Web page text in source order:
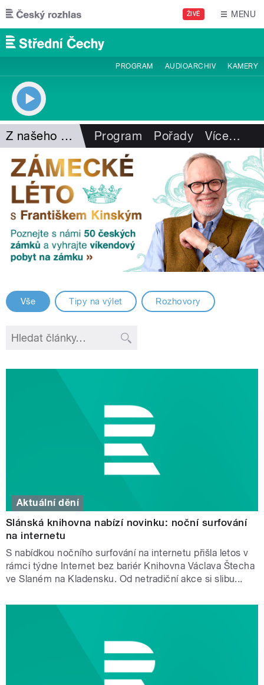
Přejít k hlavnímu obsahu
ŽIVĚ MENU
PROGRAM AUDIOARCHIV KAMERY
Z našeho vysílání Program Pořady Více…
Vše Tipy na výlet Rozhovory
Aktuální dění
Slánská knihovna nabízí novinku: noční surfování
na internetu
S nabídkou nočního surfování na internetu přišla letos v
rámci týdne Internet bez bariér Knihovna Václava Štecha
ve Slaném na Kladensku. Od netradiční akce si slibu...